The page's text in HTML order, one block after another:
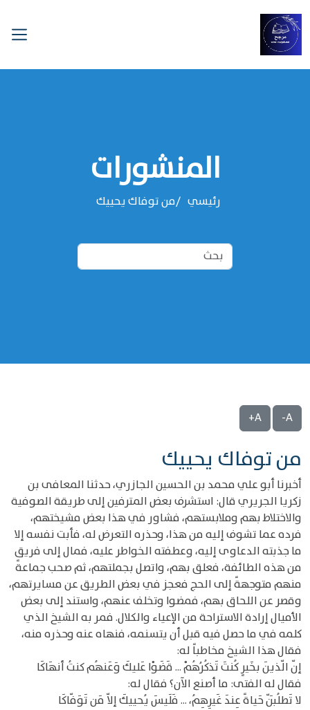
المنشورات
رئيسي من توفاك يحييك
A-
A+
من توفاك يحييك
أخبرنا أبو علي محمد بن الحسين الجازري، حدثنا المعافى بن
زكريا الجريري قال: استشرف بعض المترفين إلى طريقة الصوفية
والاختلاط بهم وملابستهم، فشاور في هذا بعض مشيختهم،
فرده عما تشوف إليه من هذا، وحذره التعرض له، فأبت نفسه إلا
ما جذبته الدعاوى إليه، وعطفته الخواطر عليه، فمال إلى فريق
من هذه الطائفة، فعلق بهم، واتصل بجملتهم، ثم صحب جماعةً
منهم متوجهةً إلى الحج فعجز في بعض الطريق عن مسايرتهم،
وقصر عن اللحاق بهم، فمضوا وتخلف عنهم، واستند إلى بعض
الأميال إرادة الاستراحة من الإعياء والكلال. فمر به الشيخ الذي
كلمه في ما حصل فيه قبل أن يتسنمه، فنهاه عنه وحذره منه،
فقال هذا الشيخ مخاطباً له:
إنّ الّذينَ بخَيرٍ كُنتَ تَذكُرُهُمْ ... قَضَوْا عَليكَ وَعَنهُم كنتُ أنهَاكَا
فقال له الفتى: ما أصنع الآن؟ فقال له:
لا تَطلُبَنّ حَياةً عِندَ غَيرِهِمُ، ... فَلَيسَ يُحييكَ إلاّ مَن تَوَفّاكَا